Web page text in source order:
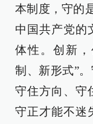
本制度，守的
中国共产党的
体性。创新
制、新形式”
守住方向、守
守正才能不迷